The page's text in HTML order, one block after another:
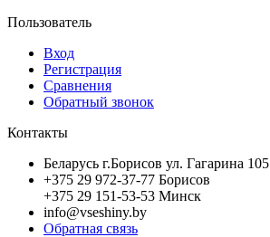
Пользователь
Вход
Регистрация
Сравнения
Обратный звонок
Контакты
Беларусь г.Борисов ул. Гагарина 105
+375 29 972-37-77 Борисов
+375 29 151-53-53 Минск
info@vseshiny.by
Обратная связь